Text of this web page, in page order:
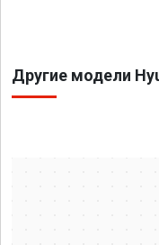
Другие модели